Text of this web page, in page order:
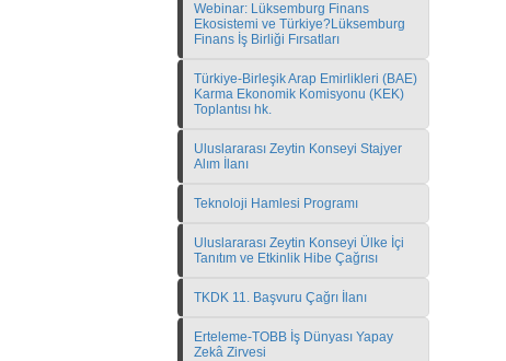
Webinar: Lüksemburg Finans
Ekosistemi ve Türkiye?Lüksemburg
Finans İş Birliği Fırsatları
Türkiye-Birleşik Arap Emirlikleri (BAE)
Karma Ekonomik Komisyonu (KEK)
Toplantısı hk.
Uluslararası Zeytin Konseyi Stajyer
Alım İlanı
Teknoloji Hamlesi Programı
Uluslararası Zeytin Konseyi Ülke İçi
Tanıtım ve Etkinlik Hibe Çağrısı
TKDK 11. Başvuru Çağrı İlanı
Erteleme-TOBB İş Dünyası Yapay
Zekâ Zirvesi